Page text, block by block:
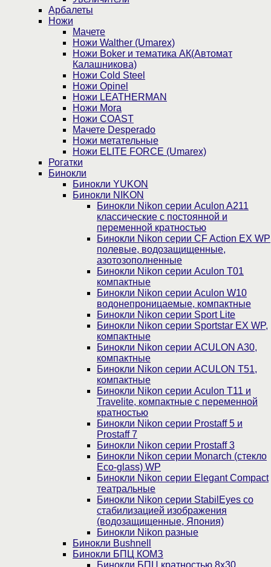
Арбалеты
Ножи
Мачете
Ножи Walther (Umarex)
Ножи Boker и тематика АК(Автомат
Калашникова)
Ножи Cold Steel
Ножи Opinel
Ножи LEATHERMAN
Ножи Mora
Ножи COAST
Мачете Desperado
Ножи метательные
Ножи ELITE FORCE (Umarex)
Рогатки
Бинокли
Бинокли YUKON
Бинокли NIKON
Бинокли Nikon серии Aculon A211
классические с постоянной и
переменной кратностью
Бинокли Nikon серии СF Action EX WP
полевые, водозащищенные,
азотозополненные
Бинокли Nikon серии Aculon T01
компактные
Бинокли Nikon серии Aculon W10
водонепроницаемые, компактные
Бинокли Nikon серии Sport Lite
Бинокли Nikon серии Sportstar EX WP,
компактные
Бинокли Nikon серии ACULON A30,
компактные
Бинокли Nikon серии ACULON Т51,
компактные
Бинокли Nikon серии Aculon T11 и
Travelite, компактные с переменной
кратностью
Бинокли Nikon серии Prostaff 5 и
Prostaff 7
Бинокли Nikon серии Prostaff 3
Бинокли Nikon серии Monarch (стекло
Eco-glass) WP
Бинокли Nikon серии Elegant Compact
театральные
Бинокли Nikon серии StabilEyes со
стабилизацией изображения
(водозащищенные, Япония)
Бинокли Nikon разные
Бинокли Bushnell
Бинокли БПЦ КОМЗ
Бинокли БПЦ кратностью 8х30